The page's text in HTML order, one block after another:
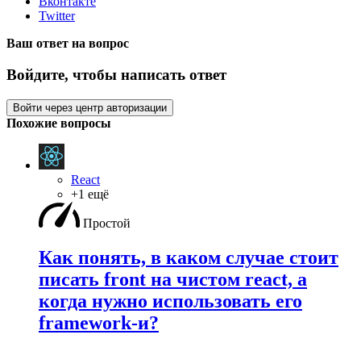
Twitter
Ваш ответ на вопрос
Войдите, чтобы написать ответ
Войти через центр авторизации
Похожие вопросы
React
+1 ещё
Простой
Как понять, в каком случае стоит
писать front на чистом react, а
когда нужно использовать его
framework-и?